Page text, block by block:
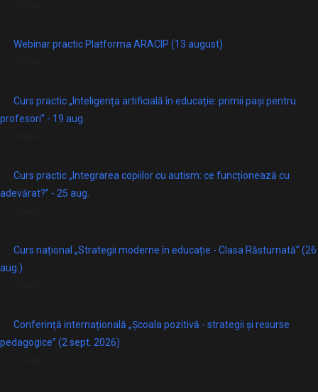
Webinar practic Platforma ARACIP (13 august)
Curs practic „Inteligența artificială în educație: primii pași pentru
profesori” - 19 aug.
Curs practic „Integrarea copiilor cu autism: ce funcționează cu
adevărat?” - 25 aug.
Curs național „Strategii moderne în educație - Clasa Răsturnată” (26
aug.)
Conferință internațională „Școala pozitivă - strategii și resurse
pedagogice” (2 sept. 2026)